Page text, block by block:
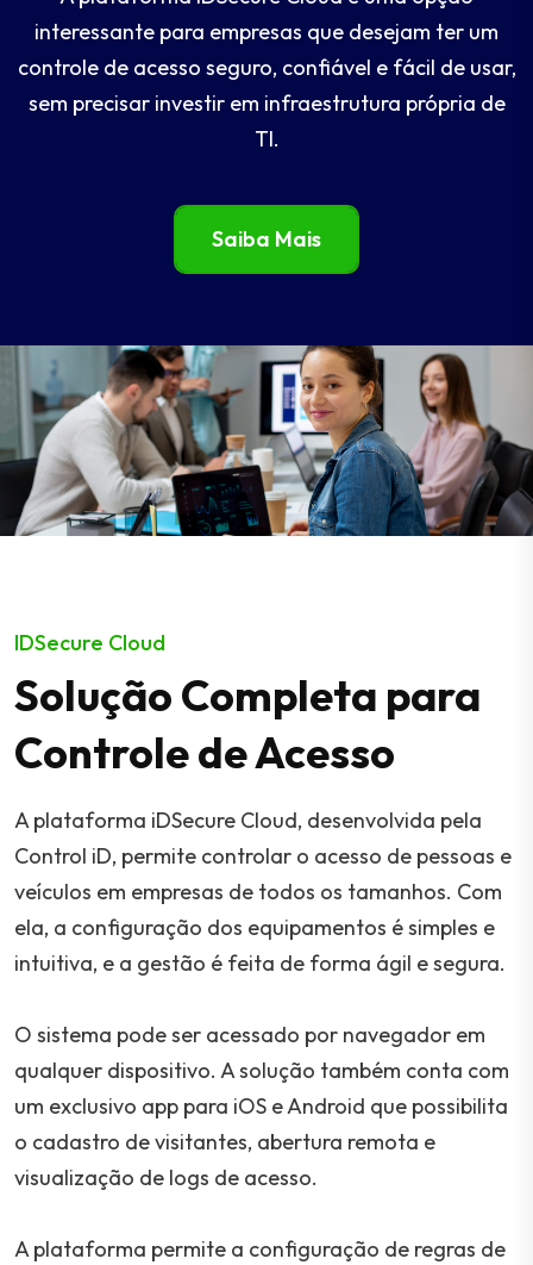
interessante para empresas que desejam ter um
controle de acesso seguro, confiável e fácil de usar,
sem precisar investir em infraestrutura própria de
TI.
Saiba Mais
IDSecure Cloud
Solução Completa para
Controle de Acesso
A plataforma iDSecure Cloud, desenvolvida pela
Control iD, permite controlar o acesso de pessoas e
veículos em empresas de todos os tamanhos. Com
ela, a configuração dos equipamentos é simples e
intuitiva, e a gestão é feita de forma ágil e segura.
O sistema pode ser acessado por navegador em
qualquer dispositivo. A solução também conta com
um exclusivo app para iOS e Android que possibilita
o cadastro de visitantes, abertura remota e
visualização de logs de acesso.
A plataforma permite a configuração de regras de